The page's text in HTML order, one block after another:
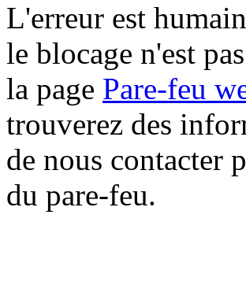
L'erreur est
le blocage n'est
la page Pare-feu
trouverez des
de nous contacter
du pare-feu.